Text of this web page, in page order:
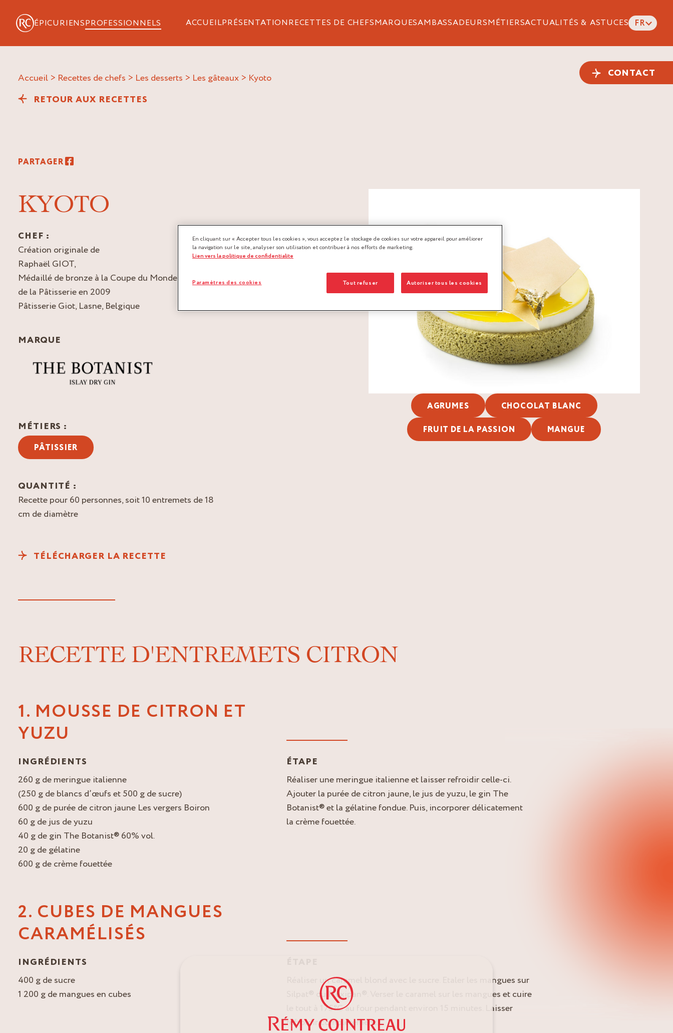
ÉPICURIENSPROFESSIONNELS ACCUEILPRÉSENTATIONRECETTES DE CHEFSMARQUESAMBASSADEURSMÉTIERSACTUALITÉS & ASTUCES FR
CONTACT
Accueil > Recettes de chefs > Les desserts > Les gâteaux > kyoto
RETOUR AUX RECETTES
PARTAGER
KYOTO
CHEF :
Création originale de
Raphaël GIOT,
Médaillé de bronze à la Coupe du Monde
de la Pâtisserie en 2009
Pâtisserie Giot, Lasne, Belgique
MARQUE
MÉTIERS :
PÂTISSIER
QUANTITÉ :
Recette pour 60 personnes, soit 10 entremets de 18
cm de diamètre
TÉLÉCHARGER LA RECETTE
AGRUMES CHOCOLAT BLANC
FRUIT DE LA PASSION MANGUE
RECETTE D'ENTREMETS CITRON
1. MOUSSE DE CITRON ET
YUZU
INGRÉDIENTS
260 g de meringue italienne
(250 g de blancs d’œufs et 500 g de sucre)
600 g de purée de citron jaune Les vergers Boiron
60 g de jus de yuzu
40 g de gin The Botanist® 60% vol.
20 g de gélatine
600 g de crème fouettée
ÉTAPE
Réaliser une meringue italienne et laisser refroidir celle-ci.
Ajouter la purée de citron jaune, le jus de yuzu, le gin The
Botanist® et la gélatine fondue. Puis, incorporer délicatement
la crème fouettée.
2. CUBES DE MANGUES
CARAMÉLISÉS
INGRÉDIENTS
400 g de sucre
1 200 g de mangues en cubes
Réaliser un caramel blond avec le sucre. Etaler les mangues sur
Silpat® ou Flexipan®. Verser le caramel sur les mangues et cuire
le tout à 175°C au four pendant environ 15 minutes. Laisser
refroidir complètement.
En cliquant sur « Accepter tous les cookies », vous acceptez le stockage de cookies sur votre appareil pour améliorer
la navigation sur le site, analyser son utilisation et contribuer à nos efforts de marketing.
Lien vers la politique de confidentialite
Tout refuser Autoriser tous les cookies
Paramètres des cookies